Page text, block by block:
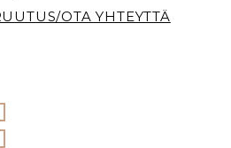
OTA YHTEYTTÄ